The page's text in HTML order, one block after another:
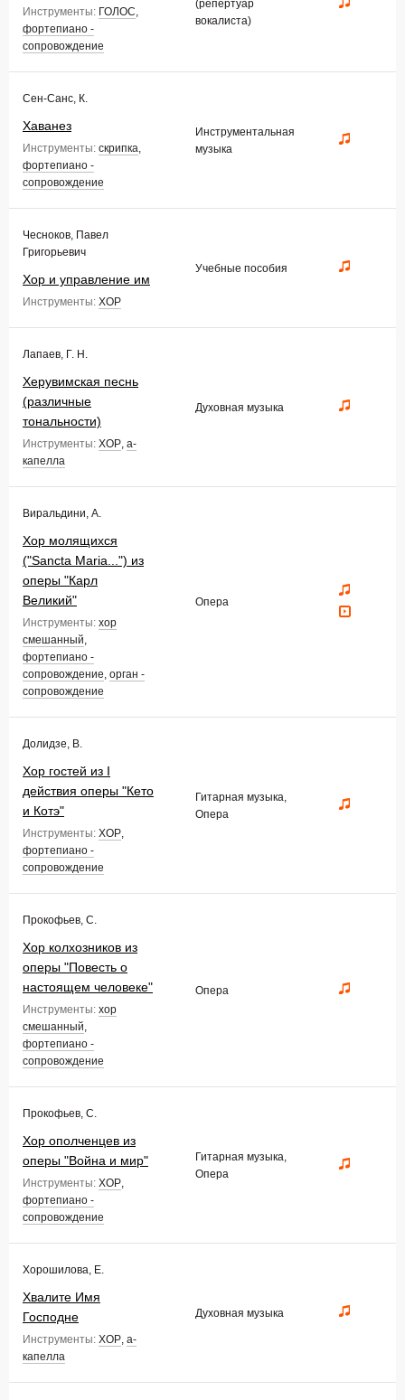
Инструменты: ГОЛОС,
фортепиано -
сопровождение
(репертуар
вокалиста)
Сен-Санс, К.
Хаванез
Инструменты: скрипка,
фортепиано -
сопровождение
Инструментальная
музыка
Чесноков, Павел
Григорьевич
Хор и управление им
Инструменты: ХОР
Учебные пособия
Лапаев, Г. Н.
Херувимская песнь
(различные
тональности)
Инструменты: ХОР, а-
капелла
Духовная музыка
Виральдини, А.
Хор молящихся
("Sancta Maria...") из
оперы "Карл
Великий"
Инструменты: хор
смешанный,
фортепиано -
сопровождение, орган -
сопровождение
Опера
Долидзе, В.
Хор гостей из I
действия оперы "Кето
и Котэ"
Инструменты: ХОР,
фортепиано -
сопровождение
Гитарная музыка,
Опера
Прокофьев, С.
Хор колхозников из
оперы "Повесть о
настоящем человеке"
Инструменты: хор
смешанный,
фортепиано -
сопровождение
Опера
Прокофьев, С.
Хор ополченцев из
оперы "Война и мир"
Инструменты: ХОР,
фортепиано -
сопровождение
Гитарная музыка,
Опера
Хорошилова, Е.
Хвалите Имя
Господне
Инструменты: ХОР, а-
капелла
Духовная музыка